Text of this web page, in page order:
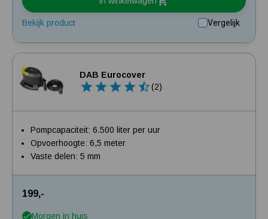
Bekijk product Vergelijk
DAB Eurocover
(2)
Pompcapaciteit: 6.500 liter per uur
Opvoerhoogte: 6,5 meter
Vaste delen: 5 mm
199,-
Morgen in huis